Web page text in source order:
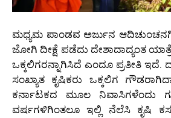
ಮಧ್ಯಮ ಪಾಂಡವ ಅರ್ಜುನ
ಜೋಗಿ ದೀಕ್ಷೆ ಪಡೆದು ದೇಶಾದಾದ್ಯಂತ
ಒಕ್ಕಲಿಗರನ್ನಾಗಿಸಿದೆ ಎಂದೂ ಪ್ರತೀತಿ ಇದೆ.
ಸಂಖ್ಯಾತ ಕೃಷಿಕರು ಒಕ್ಕಲಿಗ
ಕರ್ನಾಟಕದ ಮೂಲ ನಿವಾಸಿಗಳೆಂದು
ವರ್ಷಗಳಿಗಿಂತಲೂ ಇಲ್ಲಿ ನೆಲೆಸಿ ಕೃಷಿ